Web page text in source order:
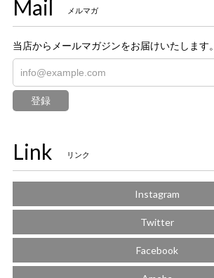
Mail メルマガ
当店からメールマガジンをお届けいたします。
登録
Link リンク
Instagram
Twitter
Facebook